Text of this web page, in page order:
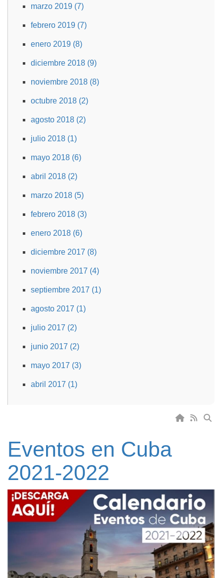
marzo 2019 (7)
febrero 2019 (7)
enero 2019 (8)
diciembre 2018 (9)
noviembre 2018 (8)
octubre 2018 (2)
agosto 2018 (2)
julio 2018 (1)
mayo 2018 (6)
abril 2018 (2)
marzo 2018 (5)
febrero 2018 (3)
enero 2018 (6)
diciembre 2017 (8)
noviembre 2017 (4)
septiembre 2017 (1)
agosto 2017 (1)
julio 2017 (2)
junio 2017 (2)
mayo 2017 (3)
abril 2017 (1)
Eventos en Cuba
2021-2022